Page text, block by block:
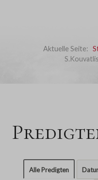
Aktuelle Seite:
Alle Predigten